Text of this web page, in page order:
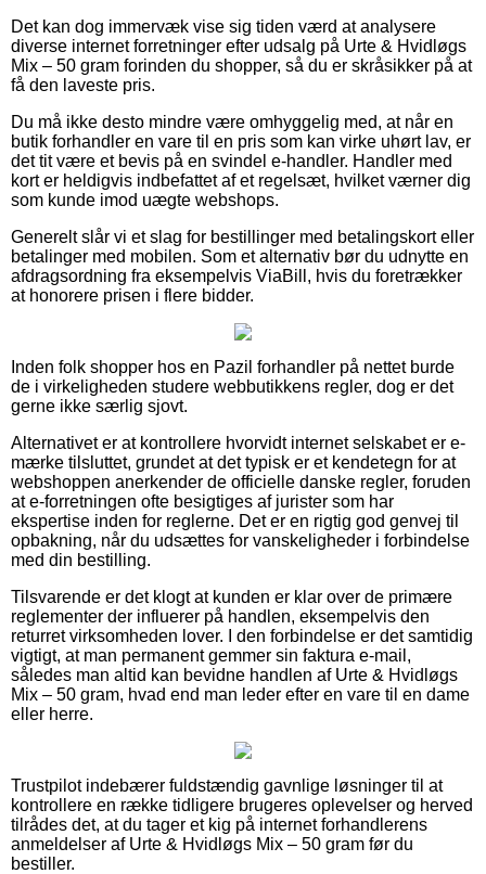
Det kan dog immervæk vise sig tiden værd at analysere
diverse internet forretninger efter udsalg på Urte & Hvidløgs
Mix – 50 gram forinden du shopper, så du er skråsikker på at
få den laveste pris.
Du må ikke desto mindre være omhyggelig med, at når en
butik forhandler en vare til en pris som kan virke uhørt lav, er
det tit være et bevis på en svindel e-handler. Handler med
kort er heldigvis indbefattet af et regelsæt, hvilket værner dig
som kunde imod uægte webshops.
Generelt slår vi et slag for bestillinger med betalingskort eller
betalinger med mobilen. Som et alternativ bør du udnytte en
afdragsordning fra eksempelvis ViaBill, hvis du foretrækker
at honorere prisen i flere bidder.
Inden folk shopper hos en Pazil forhandler på nettet burde
de i virkeligheden studere webbutikkens regler, dog er det
gerne ikke særlig sjovt.
Alternativet er at kontrollere hvorvidt internet selskabet er e-
mærke tilsluttet, grundet at det typisk er et kendetegn for at
webshoppen anerkender de officielle danske regler, foruden
at e-forretningen ofte besigtiges af jurister som har
ekspertise inden for reglerne. Det er en rigtig god genvej til
opbakning, når du udsættes for vanskeligheder i forbindelse
med din bestilling.
Tilsvarende er det klogt at kunden er klar over de primære
reglementer der influerer på handlen, eksempelvis den
returret virksomheden lover. I den forbindelse er det samtidig
vigtigt, at man permanent gemmer sin faktura e-mail,
således man altid kan bevidne handlen af Urte & Hvidløgs
Mix – 50 gram, hvad end man leder efter en vare til en dame
eller herre.
Trustpilot indebærer fuldstændig gavnlige løsninger til at
kontrollere en række tidligere brugeres oplevelser og herved
tilrådes det, at du tager et kig på internet forhandlerens
anmeldelser af Urte & Hvidløgs Mix – 50 gram før du
bestiller.